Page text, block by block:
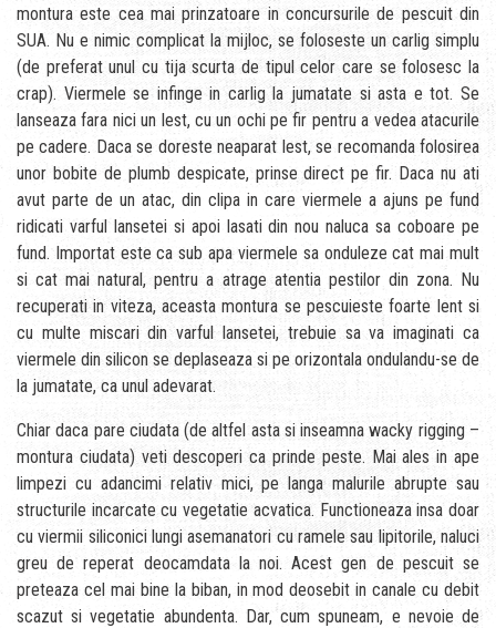
montura este cea mai prinzatoare in concursurile de pescuit din
SUA. Nu e nimic complicat la mijloc, se foloseste un carlig simplu
(de preferat unul cu tija scurta de tipul celor care se folosesc la
crap). Viermele se infinge in carlig la jumatate si asta e tot. Se
lanseaza fara nici un lest, cu un ochi pe fir pentru a vedea atacurile
pe cadere. Daca se doreste neaparat lest, se recomanda folosirea
unor bobite de plumb despicate, prinse direct pe fir. Daca nu ati
avut parte de un atac, din clipa in care viermele a ajuns pe fund
ridicati varful lansetei si apoi lasati din nou naluca sa coboare pe
fund. Importat este ca sub apa viermele sa onduleze cat mai mult
si cat mai natural, pentru a atrage atentia pestilor din zona. Nu
recuperati in viteza, aceasta montura se pescuieste foarte lent si
cu multe miscari din varful lansetei, trebuie sa va imaginati ca
viermele din silicon se deplaseaza si pe orizontala ondulandu-se de
la jumatate, ca unul adevarat.
Chiar daca pare ciudata (de altfel asta si inseamna wacky rigging –
montura ciudata) veti descoperi ca prinde peste. Mai ales in ape
limpezi cu adancimi relativ mici, pe langa malurile abrupte sau
structurile incarcate cu vegetatie acvatica. Functioneaza insa doar
cu viermii siliconici lungi asemanatori cu ramele sau lipitorile, naluci
greu de reperat deocamdata la noi. Acest gen de pescuit se
preteaza cel mai bine la biban, in mod deosebit in canale cu debit
scazut si vegetatie abundenta. Dar, cum spuneam, e nevoie de